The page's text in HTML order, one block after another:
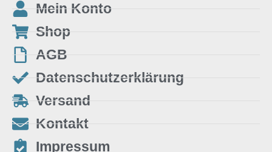
Mein Konto
Shop
AGB
Datenschutzerklärung
Versand
Kontakt
Impressum